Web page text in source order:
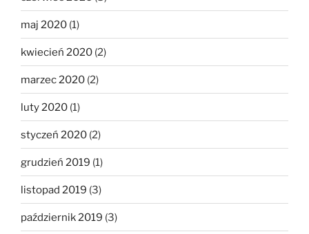
maj 2020 (1)
kwiecień 2020 (2)
marzec 2020 (2)
luty 2020 (1)
styczeń 2020 (2)
grudzień 2019 (1)
listopad 2019 (3)
październik 2019 (3)